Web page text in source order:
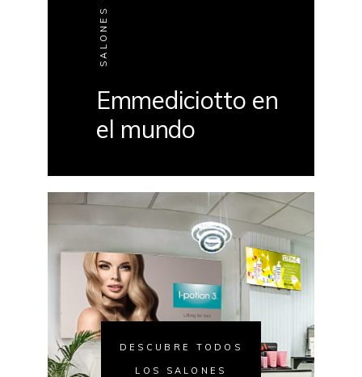
SALONES
Emmediciotto en
el mundo
DESCUBRE TODOS
LOS SALONES